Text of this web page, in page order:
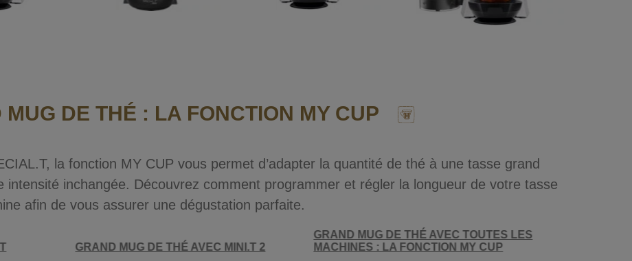
MUG DE THÉ : LA FONCTION MY CUP
la fonction MY CUP vous permet d’adapter la quantité de thé à une tasse grand
inchangée. Découvrez comment programmer et régler la longueur de votre tasse
afin de vous assurer une dégustation parfaite.
GRAND MUG DE THÉ AVEC MINI.T 2
GRAND MUG DE THÉ AVEC TOUTES LES
MACHINES : LA FONCTION MY CUP